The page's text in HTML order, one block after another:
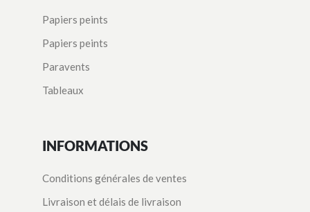
Papiers peints
Papiers peints
Paravents
Tableaux
INFORMATIONS
Conditions générales de ventes
Livraison et délais de livraison